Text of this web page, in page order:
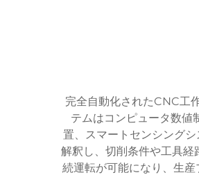
完全自動化されたCNC工
テムはコンピュータ数値
置、スマートセンシング
解釈し、切削条件や工具
続運転が可能になり、生